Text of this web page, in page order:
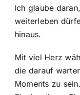
Ich glaube
weiterleben
hinaus.
Mit viel Herz
die darauf
Moments zu